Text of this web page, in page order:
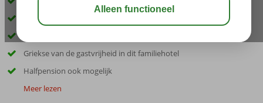
In het schilderachtige dorpje Koutouloufari
Griekse van de gastvrijheid in dit familiehotel
Halfpension ook mogelijk
Meer lezen